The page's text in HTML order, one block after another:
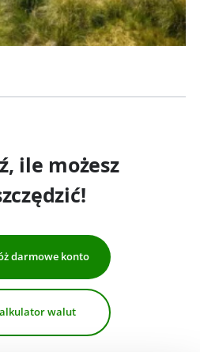
ile możesz
darmowe konto
walut